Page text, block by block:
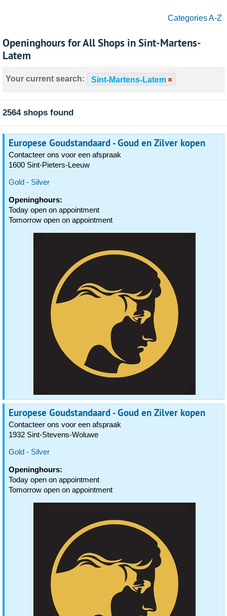
Categories A-Z
Openinghours for All Shops in Sint-Martens-
Latem
Your current search: Sint-Martens-Latem
2564 shops found
Europese Goudstandaard - Goud en Zilver kopen
Contacteer ons voor een afspraak
1600 Sint-Pieters-Leeuw
Gold - Silver
Openinghours:
Today open on appointment
Tomorrow open on appointment
Europese Goudstandaard - Goud en Zilver kopen
Contacteer ons voor een afspraak
1932 Sint-Stevens-Woluwe
Gold - Silver
Openinghours:
Today open on appointment
Tomorrow open on appointment